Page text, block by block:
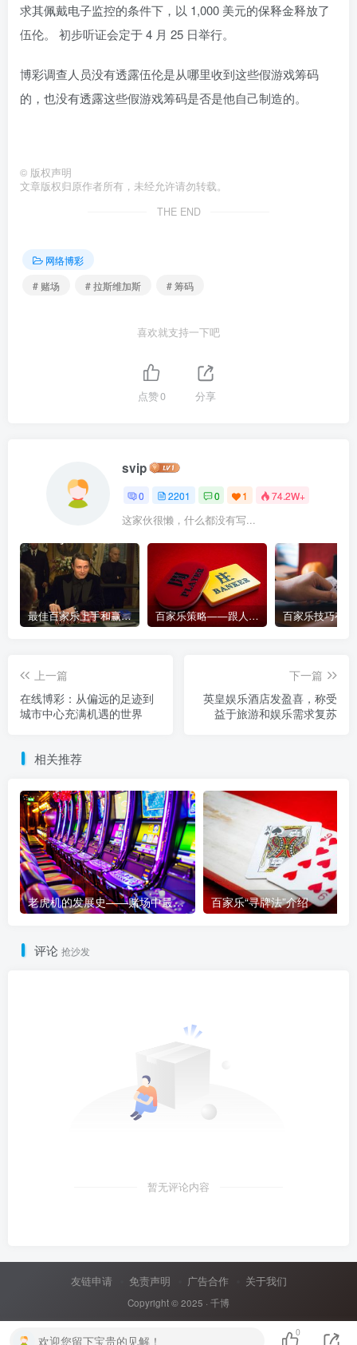
求其佩戴电子监控的条件下，以 1,000 美元的保释金释放了
伍伦。 初步听证会定于 4 月 25 日举行。
博彩调查人员没有透露伍伦是从哪里收到这些假游戏筹码
的，也没有透露这些假游戏筹码是否是他自己制造的。
© 版权声明
文章版权归原作者所有，未经允许请勿转载。
THE END
网络博彩
# 赌场
# 拉斯维加斯 # 筹码
喜欢就支持一下吧
点赞0 分享
svip
0 2201 0 1 74.2W+
这家伙很懒，什么都没有写...
最佳百家乐上手和赢钱指南 – 终极版 百家乐策略——跟人胜过跟路
上一篇
在线博彩：从偏远的足迹到
城市中心充满机遇的世界
下一篇
英皇娱乐酒店发盈喜，称受
益于旅游和娱乐需求复苏
相关推荐
老虎机的发展史——赌场中最受欢迎游戏的演变历程 百家乐“寻牌法”介绍
评论 抢沙发
暂无评论内容
友链申请 免责声明 广告合作 关于我们
Copyright © 2025 · 千博
欢迎您留下宝贵的见解！
0